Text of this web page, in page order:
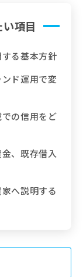
項目
る基本方針
ド運用で変
の信用をど
、既存借入
へ説明する